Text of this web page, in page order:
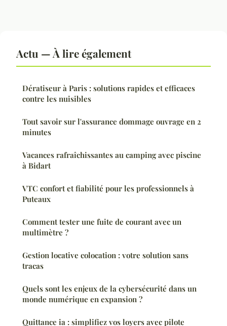
Actu — À lire également
Dératiseur à Paris : solutions rapides et efficaces
contre les nuisibles
Tout savoir sur l'assurance dommage ouvrage en 2
minutes
Vacances rafraîchissantes au camping avec piscine
à Bidart
VTC confort et fiabilité pour les professionnels à
Puteaux
Comment tester une fuite de courant avec un
multimètre ?
Gestion locative colocation : votre solution sans
tracas
Quels sont les enjeux de la cybersécurité dans un
monde numérique en expansion ?
Quittance ia : simplifiez vos loyers avec pilote